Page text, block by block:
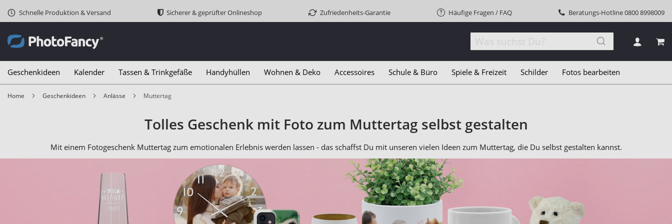
Schnelle Produktion & Versand Sicherer & geprüfter Onlineshop Zufriedenheits-Garantie Häufige Fragen / FAQ Beratungs-Hotline0800 8998009
Geschenkideen Kalender Tassen & Trinkgefäße Handyhüllen Wohnen & Deko Accessoires Schule & Büro Spiele & Freizeit Schilder Fotos bearbeiten
Home Geschenkideen Anlässe Muttertag
Tolles Geschenk mit Foto zum Muttertag selbst gestalten
Mit einem Fotogeschenk Muttertag zum emotionalen Erlebnis werden lassen - das schaffst Du mit unseren vielen Ideen zum Muttertag, die Du selbst gestalten kannst.